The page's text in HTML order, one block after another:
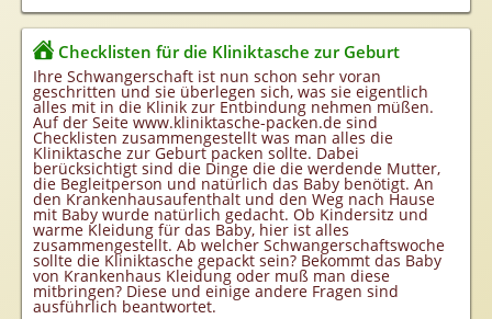
Checklisten für die Kliniktasche zur Geburt
Ihre Schwangerschaft ist nun schon sehr voran
geschritten und sie überlegen sich, was sie eigentlich
alles mit in die Klinik zur Entbindung nehmen müßen.
Auf der Seite www.kliniktasche-packen.de sind
Checklisten zusammengestellt was man alles die
Kliniktasche zur Geburt packen sollte. Dabei
berücksichtigt sind die Dinge die die werdende Mutter,
die Begleitperson und natürlich das Baby benötigt. An
den Krankenhausaufenthalt und den Weg nach Hause
mit Baby wurde natürlich gedacht. Ob Kindersitz und
warme Kleidung für das Baby, hier ist alles
zusammengestellt. Ab welcher Schwangerschaftswoche
sollte die Kliniktasche gepackt sein? Bekommt das Baby
von Krankenhaus Kleidung oder muß man diese
mitbringen? Diese und einige andere Fragen sind
ausführlich beantwortet.